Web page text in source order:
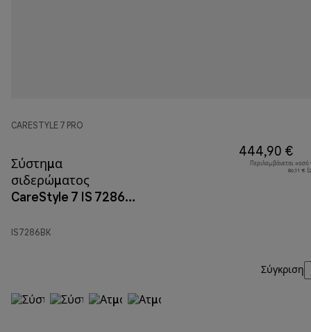
CARESTYLE 7 PRO
Σύστημα
σιδερώματος
CareStyle 7 IS 7286
IS7286BK
444,90 €
Περιλαμβάνεται
86,11 €
Σύγκριση